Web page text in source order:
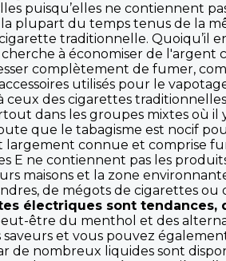
puisqu’elles ne contiennent
plupart du temps tenus de la
traditionnelle. Quoiqu’il
à économiser de l'argent
complètement de fumer,
utilisés pour le
des cigarettes
dans les groupes mixtes où il
que le tabagisme est nocif
largement connue et comprise
E ne contiennent pas les
maisons et la zone
de mégots de cigarettes ou
électriques sont tendances,
être du menthol et des
saveurs et vous pouvez
de nombreux liquides sont